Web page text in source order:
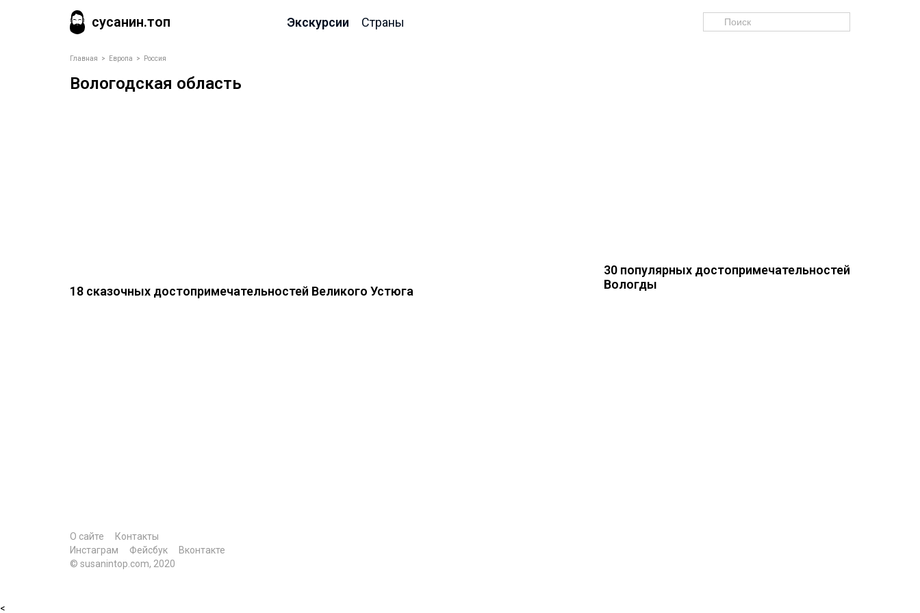
сусанин.топ Экскурсии Страны
Главная > Европа > Россия
Вологодская область
18 сказочных достопримечательностей Великого Устюга
30 популярных достопримечательностей
Вологды
О сайте
Контакты
Инстаграм
Фейсбук
Вконтакте
© susanintop.com, 2020
<